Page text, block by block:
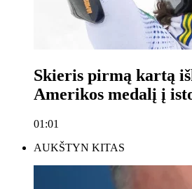
Skieris pirmą kartą
Amerikos medalį į
01:01
AUKŠTYN KITAS